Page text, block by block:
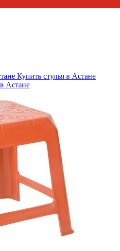
Купить стулья в Астане
Астане